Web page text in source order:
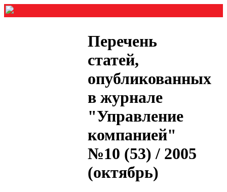
Перечень
статей,
опубликованных
в журнале
"Управление
компанией"
№10 (53) / 2005
(октябрь)